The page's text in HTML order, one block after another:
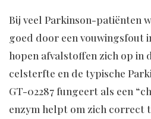
Bij veel Parkinson-patiënten
goed door een vouwingsfout
hopen afvalstoffen zich op in
celsterfte en de typische
GT-02287 fungeert als een
enzym helpt om zich correct